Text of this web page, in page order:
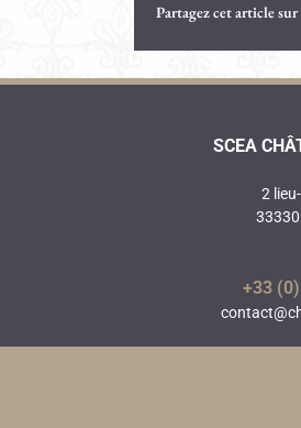
Partagez cet article
SCEA
2
+33